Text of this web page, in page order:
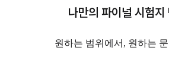
나만의 파이널 시험지
원하는 범위에서, 원하는